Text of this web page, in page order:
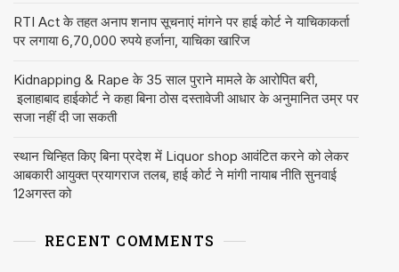
RTI Act के तहत अनाप शनाप सूचनाएं मांगने पर हाई कोर्ट ने याचिकाकर्ता
पर लगाया 6,70,000 रुपये हर्जाना, याचिका खारिज
Kidnapping & Rape के 35 साल पुराने मामले के आरोपित बरी,
इलाहाबाद हाईकोर्ट ने कहा बिना ठोस दस्तावेजी आधार के अनुमानित उम्र पर
सजा नहीं दी जा सकती
स्थान चिन्हित किए बिना प्रदेश में Liquor shop आवंटित करने को लेकर
आबकारी आयुक्त प्रयागराज तलब, हाई कोर्ट ने मांगी नायाब नीति सुनवाई
12अगस्त को
RECENT COMMENTS